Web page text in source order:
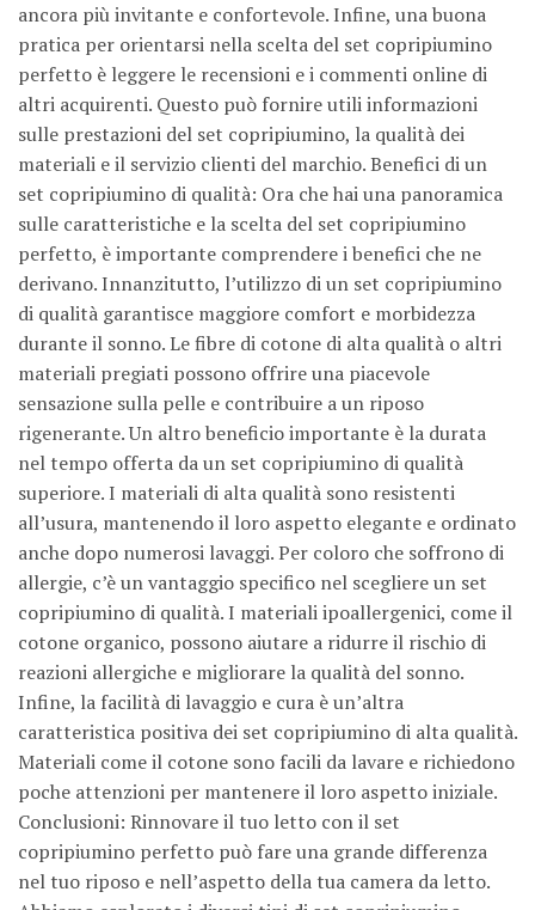
ancora più invitante e confortevole. Infine, una buona
pratica per orientarsi nella scelta del set copripiumino
perfetto è leggere le recensioni e i commenti online di
altri acquirenti. Questo può fornire utili informazioni
sulle prestazioni del set copripiumino, la qualità dei
materiali e il servizio clienti del marchio. Benefici di un
set copripiumino di qualità: Ora che hai una panoramica
sulle caratteristiche e la scelta del set copripiumino
perfetto, è importante comprendere i benefici che ne
derivano. Innanzitutto, l’utilizzo di un set copripiumino
di qualità garantisce maggiore comfort e morbidezza
durante il sonno. Le fibre di cotone di alta qualità o altri
materiali pregiati possono offrire una piacevole
sensazione sulla pelle e contribuire a un riposo
rigenerante. Un altro beneficio importante è la durata
nel tempo offerta da un set copripiumino di qualità
superiore. I materiali di alta qualità sono resistenti
all’usura, mantenendo il loro aspetto elegante e ordinato
anche dopo numerosi lavaggi. Per coloro che soffrono di
allergie, c’è un vantaggio specifico nel scegliere un set
copripiumino di qualità. I materiali ipoallergenici, come il
cotone organico, possono aiutare a ridurre il rischio di
reazioni allergiche e migliorare la qualità del sonno.
Infine, la facilità di lavaggio e cura è un’altra
caratteristica positiva dei set copripiumino di alta qualità.
Materiali come il cotone sono facili da lavare e richiedono
poche attenzioni per mantenere il loro aspetto iniziale.
Conclusioni: Rinnovare il tuo letto con il set
copripiumino perfetto può fare una grande differenza
nel tuo riposo e nell’aspetto della tua camera da letto.